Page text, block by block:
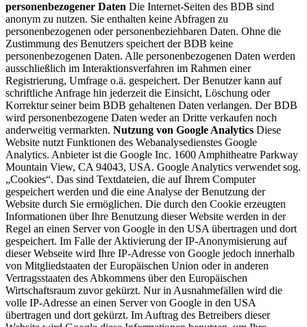
personenbezogener Daten Die Internet-Seiten des BDB sind
anonym zu nutzen. Sie enthalten keine Abfragen zu
personenbezogenen oder personenbeziehbaren Daten. Ohne die
Zustimmung des Benutzers speichert der BDB keine
personenbezogenen Daten. Alle personenbezogenen Daten werden
ausschließlich im Interaktionsverfahren im Rahmen einer
Registrierung, Umfrage o.ä. gespeichert. Der Benutzer kann auf
schriftliche Anfrage hin jederzeit die Einsicht, Löschung oder
Korrektur seiner beim BDB gehaltenen Daten verlangen. Der BDB
wird personenbezogene Daten weder an Dritte verkaufen noch
anderweitig vermarkten. Nutzung von Google Analytics Diese
Website nutzt Funktionen des Webanalysedienstes Google
Analytics. Anbieter ist die Google Inc. 1600 Amphitheatre Parkway
Mountain View, CA 94043, USA. Google Analytics verwendet sog.
„Cookies“. Das sind Textdateien, die auf Ihrem Computer
gespeichert werden und die eine Analyse der Benutzung der
Website durch Sie ermöglichen. Die durch den Cookie erzeugten
Informationen über Ihre Benutzung dieser Website werden in der
Regel an einen Server von Google in den USA übertragen und dort
gespeichert. Im Falle der Aktivierung der IP-Anonymisierung auf
dieser Webseite wird Ihre IP-Adresse von Google jedoch innerhalb
von Mitgliedstaaten der Europäischen Union oder in anderen
Vertragsstaaten des Abkommens über den Europäischen
Wirtschaftsraum zuvor gekürzt. Nur in Ausnahmefällen wird die
volle IP-Adresse an einen Server von Google in den USA
übertragen und dort gekürzt. Im Auftrag des Betreibers dieser